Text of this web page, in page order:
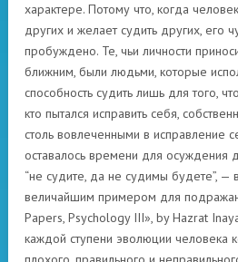
характере. Потому что, когда
других и желает судить других, его
пробуждено. Те, чьи личности
ближним, были людьми, которые
способность судить лишь для того,
кто пытался исправить себя,
столь вовлеченными в исправление
оставалось времени для осуждения
“не судите, да не судимы будете”, —
величайшим примером для
Papers, Psychology III», by Hazrat
каждой ступени эволюции человека